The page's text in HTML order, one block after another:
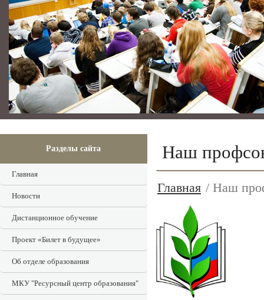
Разделы сайта
Главная
Новости
Дистанционное обучение
Проект «Билет в будущее»
Об отделе образования
МКУ "Ресурсный центр образования"
Наш
Главная / Наш